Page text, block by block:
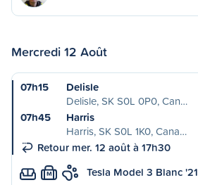
Mercredi 12 Août
07h15
Delisle
Delisle, SK S0L 0P0, Can…
07h45
Harris
Harris, SK S0L 1K0, Cana…
Retour mer. 12 août à 17h30
M Tesla Model 3 Blanc '21